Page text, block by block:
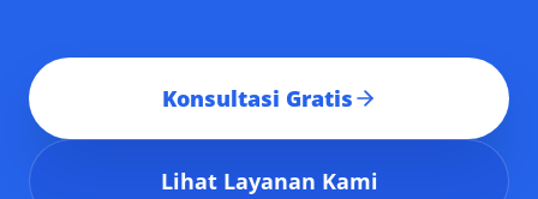
Konsultasi Gratis
Lihat Layanan Kami